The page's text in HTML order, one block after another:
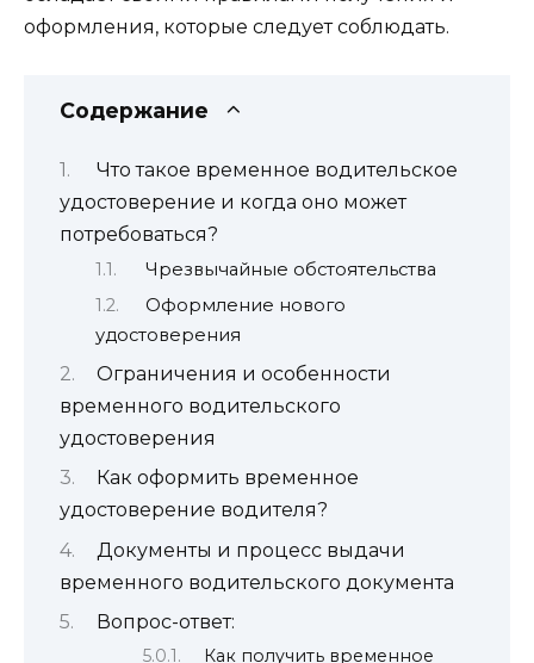
оформления, которые следует соблюдать.
Содержание
Что такое временное водительское
удостоверение и когда оно может
потребоваться?
Чрезвычайные обстоятельства
Оформление нового
удостоверения
Ограничения и особенности
временного водительского
удостоверения
Как оформить временное
удостоверение водителя?
Документы и процесс выдачи
временного водительского документа
Вопрос-ответ:
Как получить временное